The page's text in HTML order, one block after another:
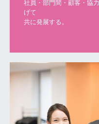
エッチング（内層）
中間検査
樹脂埋め
社員・部門間・顧客・協
げて